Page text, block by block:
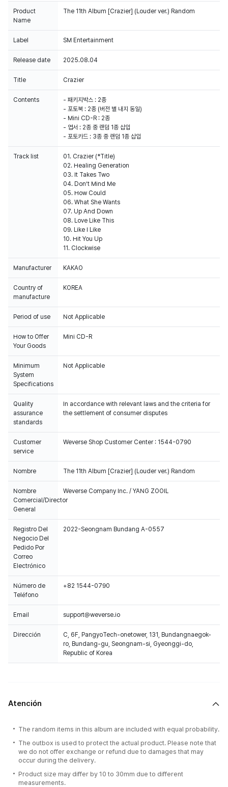
Product
Name
The 11th Album [Crazier] (Louder ver.) Random
Label SM Entertainment
Release date 2025.08.04
Title
Contents
- 패키지박스 : 2종
- 포토북 : 2종 (버전 별 내지 동일)
- Mini CD-R : 2종
- 엽서 : 2종 중 랜덤 1종 삽입
- 포토카드 : 3종 중 랜덤 1종 삽입
Track list
01. Crazier (*Title)
02. Healing Generation
03. It Takes Two
04. Don’t Mind Me
05. How Could
06. What She Wants
07. Up And Down
08. Love Like This
09. Like I Like
10. Hit You Up
11. Clockwise
Manufacturer KAKAO
Country of
manufacture
KOREA
Period of use Not Applicable
How to Offer
Your Goods
Mini CD-R
Minimum
System
Specifications
Not Applicable
Quality
assurance
standards
In accordance with relevant laws and the criteria for
the settlement of consumer disputes
Customer
service
Weverse Shop Customer Center : 1544-0790
Nombre The 11th Album [Crazier] (Louder ver.) Random
Nombre
Comercial/Director
General
Weverse Company Inc. / YANG ZOOIL
Registro Del
Negocio Del
Pedido Por
Correo
Electrónico
2022-Seongnam Bundang A-0557
Número de
Teléfono
+82 1544-0790
Email support@weverse.io
Dirección
C, 6F, PangyoTech-onetower, 131, Bundangnaegok-
ro, Bundang-gu, Seongnam-si, Gyeonggi-do,
Republic of Korea
Atención
The random items in this album are included with equal probability.
The outbox is used to protect the actual product. Please note that
we do not offer exchange or refund due to damages that may
occur during the delivery.
Product size may differ by 10 to 30mm due to different
measurements.